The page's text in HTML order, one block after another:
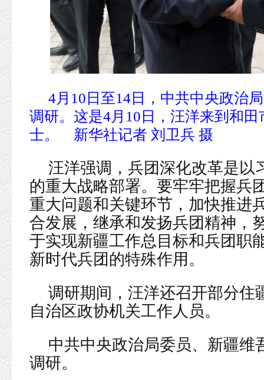
4月10日至14日，中共中央政治
调研。这是4月10日，汪洋来到和
士。 新华社记者 刘卫兵 摄
汪洋强调，兵团深化改革是以
的重大战略部署。要牢牢把握兵
重大问题和关键环节，加快推进
合发展，继承和发扬兵团精神，
于实现新疆工作总目标和兵团职
新时代兵团的特殊作用。
调研期间，汪洋还召开部分住
自治区政协机关工作人员。
中共中央政治局委员、新疆维
调研。